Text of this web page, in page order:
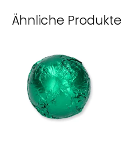
Ähnliche Produkte